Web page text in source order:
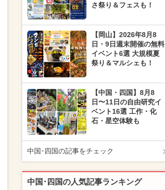
さ祭り＆フェスも！
【岡山】2026年8月8
日・9日週末開催の無料
イベント6選 大規模夏
祭り＆マルシェも！
【中国・四国】8月8
日〜11日の自由研究イ
ベント16選 工作・化
石・星空体験も
中国･四国の記事をチェック
中国･四国の人気記事ランキング